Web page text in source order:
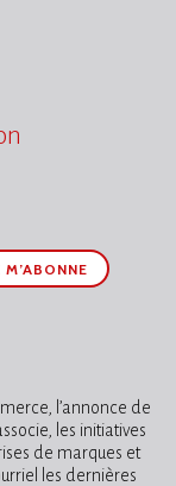
M’ABONNE
l’annonce de
les initiatives
de marques et
les dernières